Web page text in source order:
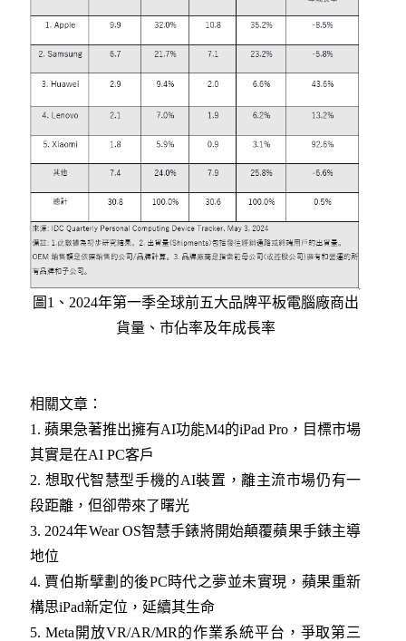
圖1、2024年第一季全球前五大品牌平板電腦廠商出
貨量、市佔率及年成長率
相關文章：
1.蘋果急著推出擁有AI功能M4的iPad Pro，目標市場
其實是在AI PC客戶
2. 想取代智慧型手機的AI裝置，離主流市場仍有一
段距離，但卻帶來了曙光
3. 2024年Wear OS智慧手錶將開始顛覆蘋果手錶主導
地位
4. 賈伯斯擘劃的後PC時代之夢並未實現，蘋果重新
構思iPad新定位，延續其生命
5. Meta開放VR/AR/MR的作業系統平台，爭取第三